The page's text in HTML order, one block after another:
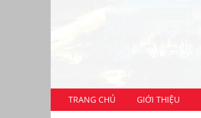
TRANG CHỦ GIỚI THIỆU